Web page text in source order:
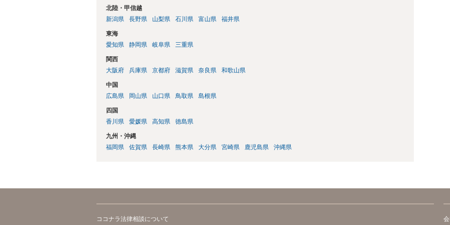
北陸・甲信越
新潟県
長野県 山梨県 石川県 富山県 福井県
東海
愛知県
静岡県 岐阜県 三重県
関西
大阪府
兵庫県 京都府 滋賀県 奈良県 和歌山県
中国
広島県
岡山県 山口県 鳥取県 島根県
四国
香川県
愛媛県 高知県 徳島県
九州・沖縄
福岡県
佐賀県 長崎県 熊本県 大分県 宮崎県 鹿児島県 沖縄県
ココナラ法律相談について